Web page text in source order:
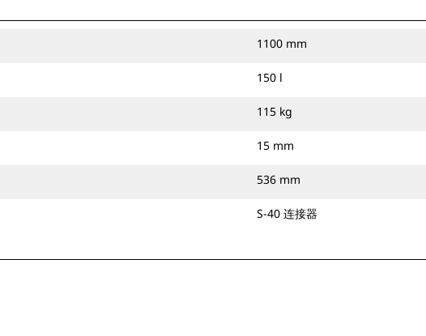
1100 mm
150 l
115 kg
15 mm
536 mm
S-40 连接器